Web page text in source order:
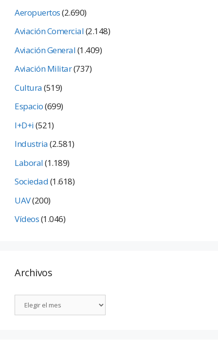
Aeropuertos(2.690)
Aviación Comercial(2.148)
Aviación General(1.409)
Aviación Militar(737)
Cultura(519)
Espacio(699)
I+D+i(521)
Industria(2.581)
Laboral(1.189)
Sociedad(1.618)
UAV(200)
Vídeos(1.046)
Archivos